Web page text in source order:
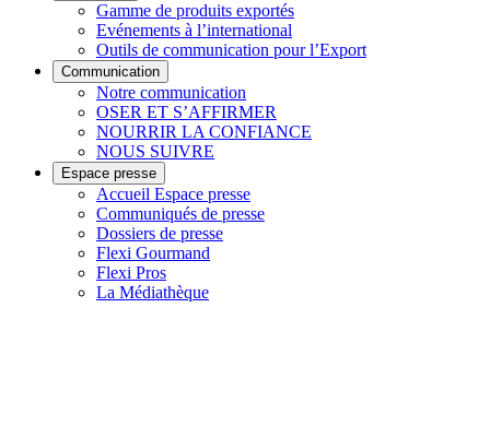
Gamme de produits exportés
Evénements à l’international
Outils de communication pour l’Export
Communication
Notre communication
OSER ET S’AFFIRMER
NOURRIR LA CONFIANCE
NOUS SUIVRE
Espace presse
Accueil Espace presse
Communiqués de presse
Dossiers de presse
Flexi Gourmand
Flexi Pros
La Médiathèque